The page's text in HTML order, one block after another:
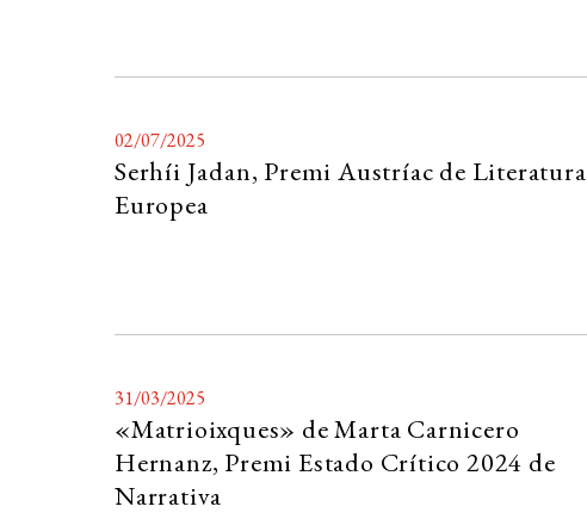
02/07/2025
Serhíi Jadan, Premi Austríac de Literatura
Europea
31/03/2025
«Matrioixques» de Marta Carnicero
Hernanz, Premi Estado Crítico 2024 de
Narrativa